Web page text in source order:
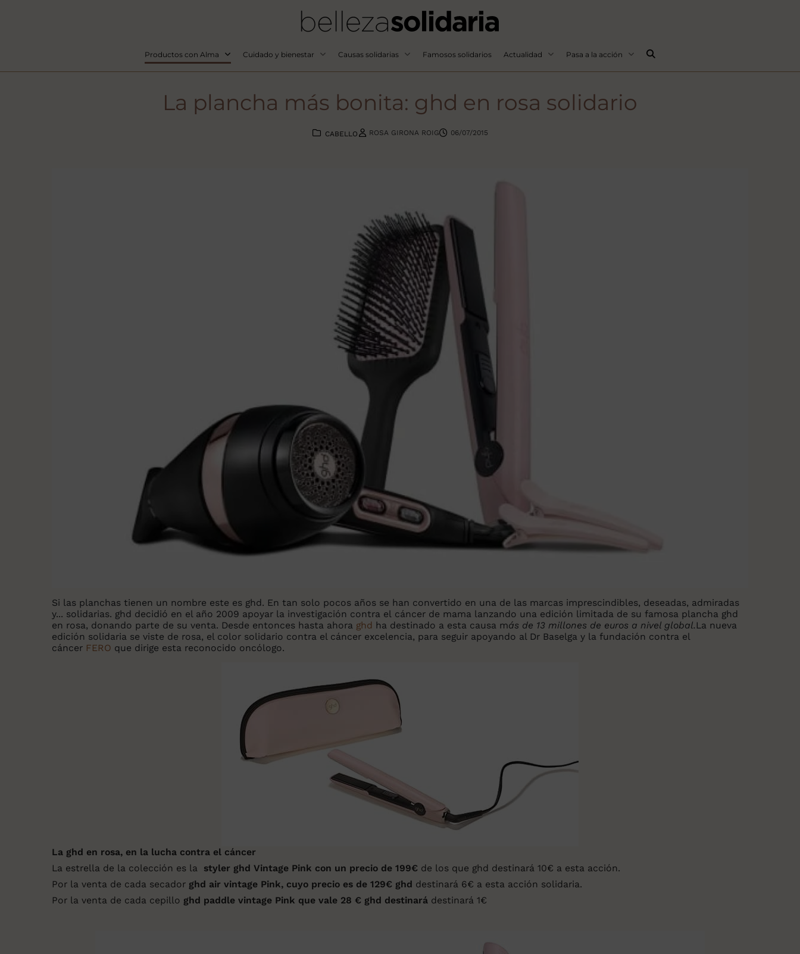
Productos con Alma Cuidado y bienestar Causas solidarias Famosos solidarios Actualidad Pasa a la acción Buscar...
La plancha más bonita: ghd en rosa solidario
CABELLO ROSA GIRONA ROIG 06/07/2015
Si las planchas tienen un nombre este es ghd. En tan solo pocos años se han convertido en una de las marcas imprescindibles, deseadas, admiradas
y... solidarias. ghd decidió en el año 2009 apoyar la investigación contra el cáncer de mama lanzando una edición limitada de su famosa plancha ghd
en rosa, donando parte de su venta. Desde entonces hasta ahora ghd ha destinado a esta causa más de 13 millones de euros a nivel global. La nueva
edición solidaria se viste de rosa, el color solidario contra el cáncer excelencia, para seguir apoyando al Dr Baselga y la fundación contra el
cáncer FERO que dirige esta reconocido oncólogo.
La ghd en rosa, en la lucha contra el cáncer
La estrella de la colección es la styler ghd Vintage Pink con un precio de 199€ de los que ghd destinará 10€ a esta acción.
Por la venta de cada secador ghd air vintage Pink, cuyo precio es de 129€ ghd destinará 6€ a esta acción solidaria.
Por la venta de cada cepillo ghd paddle vintage Pink que vale 28 € ghd destinará destinará 1€